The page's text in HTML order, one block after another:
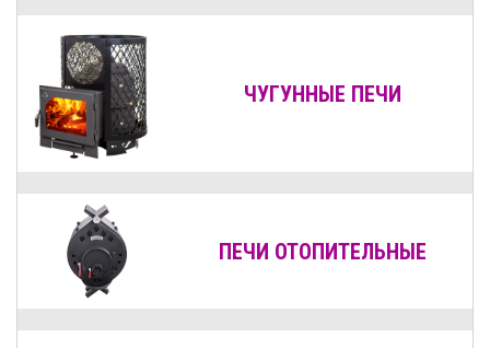
ЧУГУННЫЕ ПЕЧИ
ПЕЧИ ОТОПИТЕЛЬНЫЕ